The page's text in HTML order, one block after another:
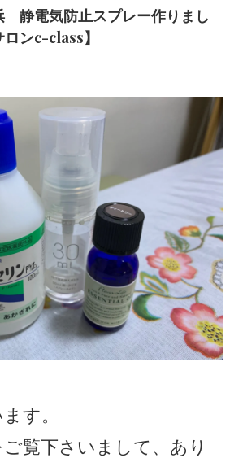
電気防止スプレー作りまし
ンc-class】
す。
覧下さいまして、あり